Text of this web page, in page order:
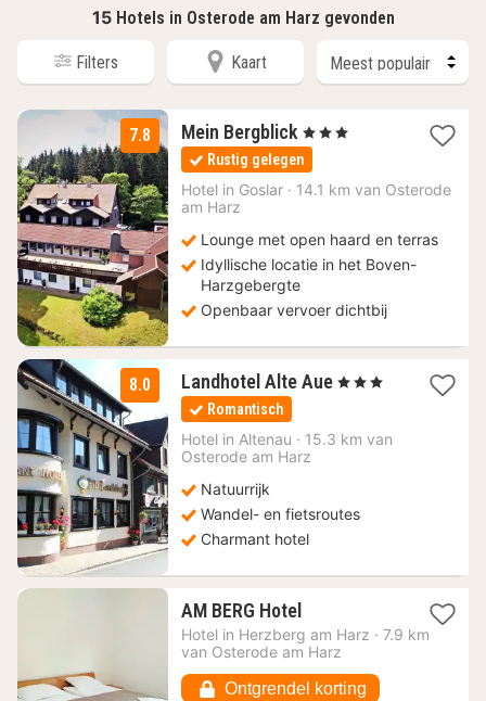
15 Hotels in Osterode am Harz gevonden
Filters Kaart
7.8 Mein Bergblick 3
nachten
vanaf
63,33
, 3 Sterren
Rustig gelegen
Hotel in Goslar · 14.1 km van Osterode
am Harz
Lounge met open haard en terras
Idyllische locatie in het Boven-
Harzgebergte
Openbaar vervoer dichtbij
8.0 Landhotel Alte Aue 3
68,67
, 3 Sterren
Romantisch
Hotel in Altenau · 15.3 km van
Osterode am Harz
Natuurrijk
Wandel- en fietsroutes
Charmant hotel
AM BERG Hotel1
nacht
vanaf
€
Hotel in Herzberg am Harz · 7.9 km
van Osterode am Harz
Ontgrendel korting